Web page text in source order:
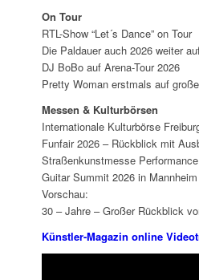
On Tour
RTL-Show “Let´s Dance” on Tour
Die Paldauer auch 2026 weiter
DJ BoBo auf Arena-Tour 2026
Pretty Woman erstmals auf
Messen & Kulturbörsen
Internationale Kulturbörse
Funfair 2026 – Rückblick mit
Straßenkunstmesse
Guitar Summit 2026 in Mannheim
Vorschau:
30 – Jahre – Großer Rückblick
Künstler-Magazin online